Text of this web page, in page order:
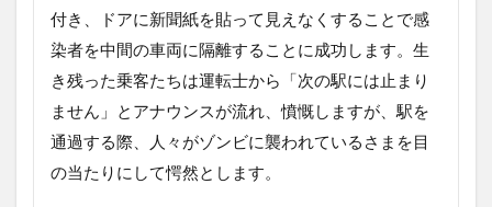
付き、ドアに新聞紙を貼って見えなくすることで感
染者を中間の車両に隔離することに成功します。生
き残った乗客たちは運転士から「次の駅には止まり
ません」とアナウンスが流れ、憤慨しますが、駅を
通過する際、人々がゾンビに襲われているさまを目
の当たりにして愕然とします。